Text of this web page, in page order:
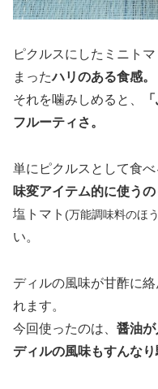
ピクルスにしたミニト
まったハリのある食感。
それを噛みしめると、
フルーティさ。
単にピクルスとして食べ
味変アイテム的に使う
塩トマト (万能調味料のほ
い。
ディルの風味が甘酢に
れます。
今回使ったのは、 醤油が
ディルの風味もすんなり